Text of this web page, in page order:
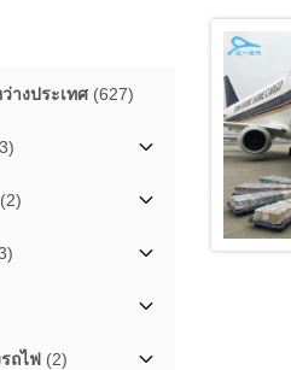
างประเทศ(627)
(2)
ถไฟ (2)